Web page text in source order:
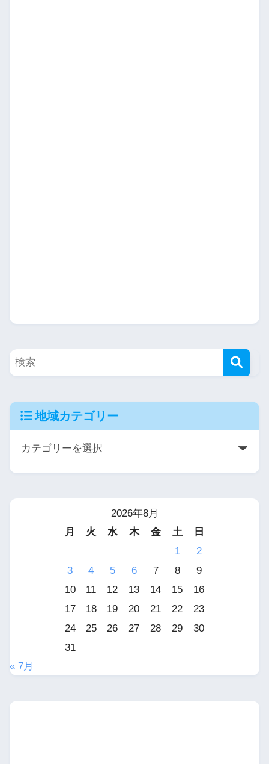
地域カテゴリー
2026年8月
月
火 水 木 金 土
日
1
2
3
4 5 6 7 8
9
10
11 12 13 14 15
16
17
18 19 20 21 22
23
24
25 26 27 28 29
30
31
« 7月